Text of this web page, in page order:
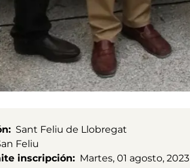
Sant Feliu de Llobregat
Feliu
inscripción
Martes, 01 agosto, 2023